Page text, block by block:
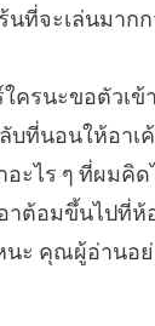
นที่จะเล่นมากก
ครนะขอตัวเข้
ลับที่นอนให้อาเ
ะไร ๆ ที่ผมคิ
ต้อมขึ้นไปที่ห้
นะ คุณผู้อ่านอ